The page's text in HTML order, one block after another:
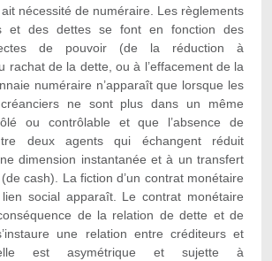
ait nécessité de numéraire. Les règlements
et des dettes se font en fonction des
de pouvoir (de la réduction à
rachat de la dette, ou à l’effacement de la
numéraire n’apparaît que lorsque les
ne sont plus dans un même
ou contrôlable et que l’absence de
deux agents qui échangent réduit
dimension instantanée et à un transfert
cash). La fiction d’un contrat monétaire
social apparaît. Le contrat monétaire
de la relation de dette et de
une relation entre créditeurs et
est asymétrique et sujette à